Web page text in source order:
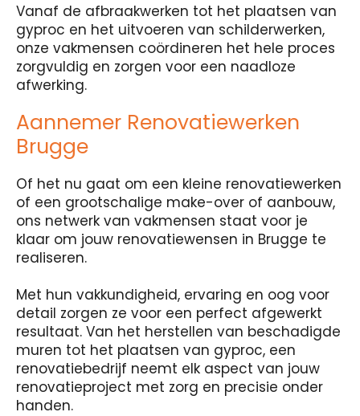
Vanaf de afbraakwerken tot het plaatsen van
gyproc en het uitvoeren van schilderwerken,
onze vakmensen coördineren het hele proces
zorgvuldig en zorgen voor een naadloze
afwerking.
Aannemer Renovatiewerken
Brugge
Of het nu gaat om een kleine renovatiewerken
of een grootschalige make-over of aanbouw,
ons netwerk van vakmensen staat voor je
klaar om jouw renovatiewensen in Brugge te
realiseren.
Met hun vakkundigheid, ervaring en oog voor
detail zorgen ze voor een perfect afgewerkt
resultaat. Van het herstellen van beschadigde
muren tot het plaatsen van gyproc, een
renovatiebedrijf neemt elk aspect van jouw
renovatieproject met zorg en precisie onder
handen.